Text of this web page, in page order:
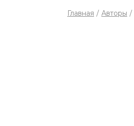
Главная / Авторы /